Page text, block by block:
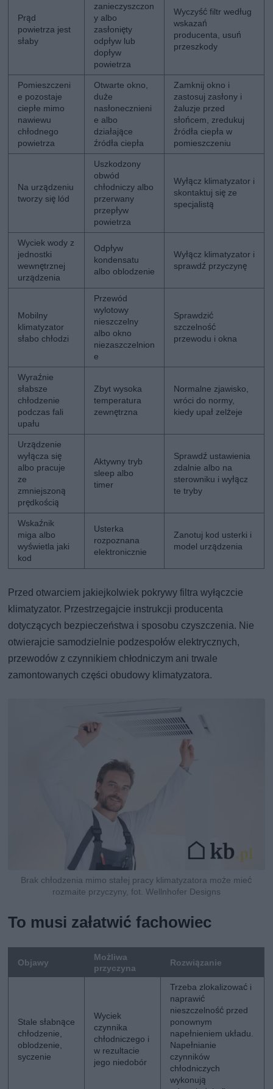
Prąd
powietrza jest
słaby
zanieczyszczon
y albo
zasłonięty
odpływ lub
dopływ
powietrza
Wyczyść filtr według
wskazań
producenta, usuń
przeszkody
Pomieszczeni
e pozostaje
ciepłe mimo
nawiewu
chłodnego
powietrza
Otwarte okno,
duże
nasłonecznieni
e albo
działające
źródła ciepła
Zamknij okno i
zastosuj zasłony i
żaluzje przed
słońcem, zredukuj
źródła ciepła w
pomieszczeniu
Na urządzeniu
tworzy się lód
Uszkodzony
obwód
chłodniczy albo
przerwany
przepływ
powietrza
Wyłącz klimatyzator i
skontaktuj się ze
specjalistą
Wyciek wody z
jednostki
wewnętrznej
urządzenia
Odpływ
kondensatu
albo oblodzenie
Wyłącz klimatyzator i
sprawdź przyczynę
Mobilny
klimatyzator
słabo chłodzi
Przewód
wylotowy
nieszczelny
albo okno
niezaszczelnion
e
Sprawdzić
szczelność
przewodu i okna
Wyraźnie
słabsze
chłodzenie
podczas fali
upału
Zbyt wysoka
temperatura
zewnętrzna
Normalne zjawisko,
wróci do normy,
kiedy upał zelżeje
Urządzenie
wyłącza się
albo pracuje
ze
zmniejszoną
prędkością
Aktywny tryb
sleep albo
timer
Sprawdź ustawienia
zdalnie albo na
sterowniku i wyłącz
te tryby
Wskaźnik
miga albo
wyświetla jaki
kod
Usterka
rozpoznana
elektronicznie
Zanotuj kod usterki i
model urządzenia
Przed otwarciem jakiejkolwiek pokrywy filtra wyłączcie
klimatyzator. Przestrzegajcie instrukcji producenta
dotyczących bezpieczeństwa i sposobu czyszczenia. Nie
otwierajcie samodzielnie podzespołów elektrycznych,
przewodów z czynnikiem chłodniczym ani trwale
zamontowanych części obudowy klimatyzatora.
Brak chłodzenia mimo stałej pracy klimatyzatora może mieć
rozmaite przyczyny, fot. Wellnhofer Designs
To musi załatwić fachowiec
Objawy
Możliwa
przyczyna
Rozwiązanie
Stale słabnące
chłodzenie,
oblodzenie,
syczenie
Wyciek
czynnika
chłodniczego i
w rezultacie
jego niedobór
Trzeba zlokalizować i
naprawić
nieszczelność przed
ponownym
napełnieniem układu.
Napełnianie
czynników
chłodniczych
wykonują